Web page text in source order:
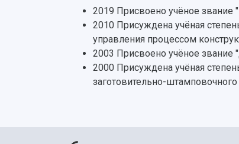
2019 Присвоено учёное звание
2010 Присуждена учёная
управления процессом
2003 Присвоено учёное звание
2000 Присуждена учёная
заготовительно-